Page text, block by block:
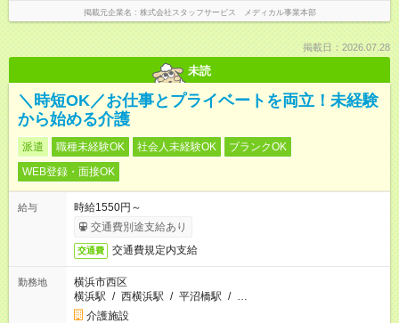
掲載元企業名 株式会社スタッフサービス メディカル事業本部
掲載日：2026.07.28
未読
＼時短OK／お仕事とプライベートを両立！未経験
から始める介護
派遣 職種未経験OK 社会人未経験OK
ブランクOK
WEB登録・面接OK
給与
時給1550円～
交通費別途支給あり
交通費 交通費規定内支給
勤務地
横浜市西区
横浜駅 / 西横浜駅 / 平沼橋駅 / …
介護施設